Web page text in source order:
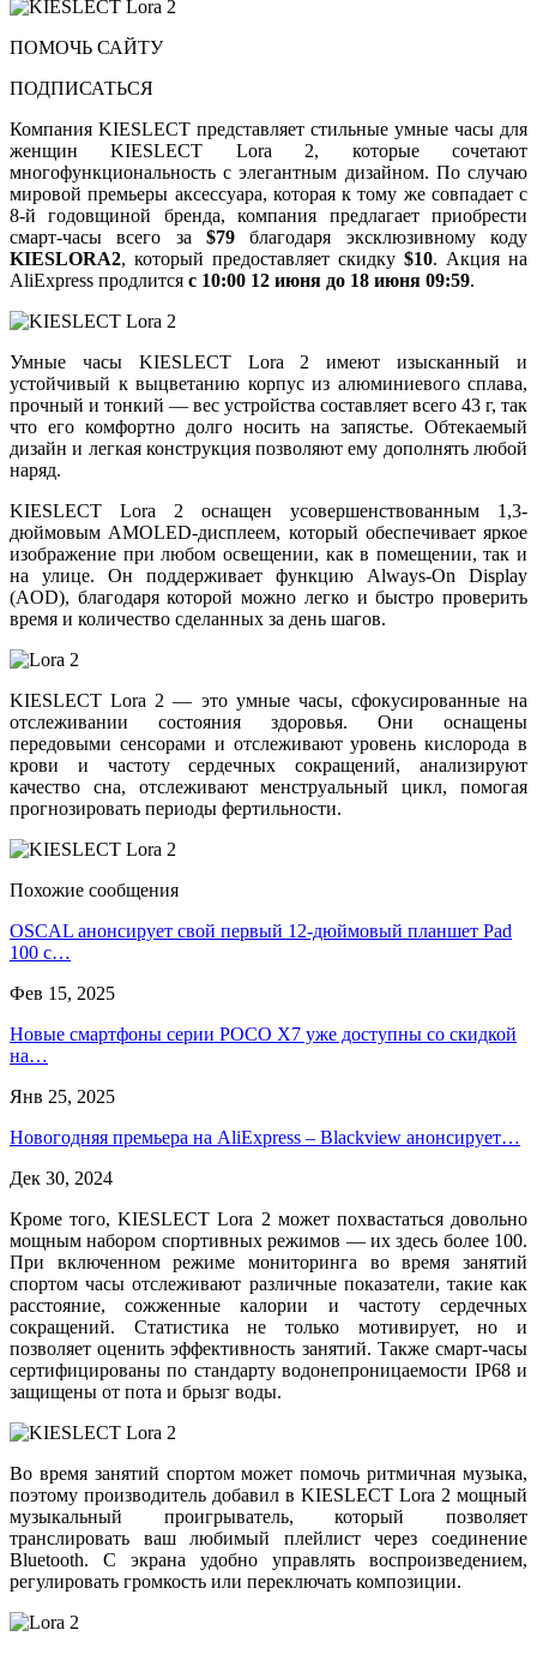
ПОМОЧЬ САЙТУ
ПОДПИСАТЬСЯ
Компания KIESLECT представляет стильные умные часы для
женщин KIESLECT Lora 2, которые сочетают
многофункциональность с элегантным дизайном. По случаю
мировой премьеры аксессуара, которая к тому же совпадает с
8-й годовщиной бренда, компания предлагает приобрести
смарт-часы всего за $79 благодаря эксклюзивному коду
KIESLORA2, который предоставляет скидку $10. Акция на
AliExpress продлится с 10:00 12 июня до 18 июня 09:59.
Умные часы KIESLECT Lora 2 имеют изысканный и
устойчивый к выцветанию корпус из алюминиевого сплава,
прочный и тонкий — вес устройства составляет всего 43 г, так
что его комфортно долго носить на запястье. Обтекаемый
дизайн и легкая конструкция позволяют ему дополнять любой
наряд.
KIESLECT Lora 2 оснащен усовершенствованным 1,3-
дюймовым AMOLED-дисплеем, который обеспечивает яркое
изображение при любом освещении, как в помещении, так и
на улице. Он поддерживает функцию Always-On Display
(AOD), благодаря которой можно легко и быстро проверить
время и количество сделанных за день шагов.
KIESLECT Lora 2 — это умные часы, сфокусированные на
отслеживании состояния здоровья. Они оснащены
передовыми сенсорами и отслеживают уровень кислорода в
крови и частоту сердечных сокращений, анализируют
качество сна, отслеживают менструальный цикл, помогая
прогнозировать периоды фертильности.
Похожие сообщения
OSCAL анонсирует свой первый 12-дюймовый планшет Pad
100 с…
Фев 15, 2025
Новые смартфоны серии POCO X7 уже доступны со скидкой
на…
Янв 25, 2025
Новогодняя премьера на AliExpress – Blackview анонсирует…
Дек 30, 2024
Кроме того, KIESLECT Lora 2 может похвастаться довольно
мощным набором спортивных режимов — их здесь более 100.
При включенном режиме мониторинга во время занятий
спортом часы отслеживают различные показатели, такие как
расстояние, сожженные калории и частоту сердечных
сокращений. Статистика не только мотивирует, но и
позволяет оценить эффективность занятий. Также смарт-часы
сертифицированы по стандарту водонепроницаемости IP68 и
защищены от пота и брызг воды.
Во время занятий спортом может помочь ритмичная музыка,
поэтому производитель добавил в KIESLECT Lora 2 мощный
музыкальный проигрыватель, который позволяет
транслировать ваш любимый плейлист через соединение
Bluetooth. С экрана удобно управлять воспроизведением,
регулировать громкость или переключать композиции.